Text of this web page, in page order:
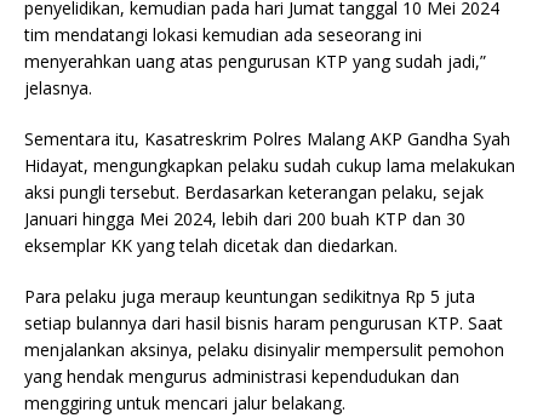
penyelidikan, kemudian pada hari Jumat tanggal 10 Mei 2024
tim mendatangi lokasi kemudian ada seseorang ini
menyerahkan uang atas pengurusan KTP yang sudah jadi,”
jelasnya.
Sementara itu, Kasatreskrim Polres Malang AKP Gandha Syah
Hidayat, mengungkapkan pelaku sudah cukup lama melakukan
aksi pungli tersebut. Berdasarkan keterangan pelaku, sejak
Januari hingga Mei 2024, lebih dari 200 buah KTP dan 30
eksemplar KK yang telah dicetak dan diedarkan.
Para pelaku juga meraup keuntungan sedikitnya Rp 5 juta
setiap bulannya dari hasil bisnis haram pengurusan KTP. Saat
menjalankan aksinya, pelaku disinyalir mempersulit pemohon
yang hendak mengurus administrasi kependudukan dan
menggiring untuk mencari jalur belakang.